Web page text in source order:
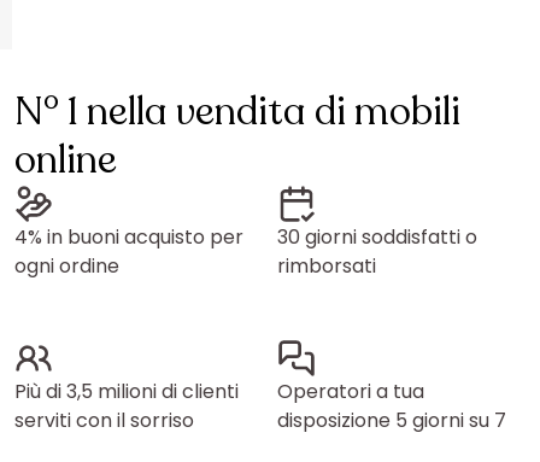
N° 1 nella vendita di mobili
online
4% in buoni acquisto per
ogni ordine
30 giorni soddisfatti o
rimborsati
Più di 3,5 milioni di clienti
serviti con il sorriso
Operatori a tua
disposizione 5 giorni su 7